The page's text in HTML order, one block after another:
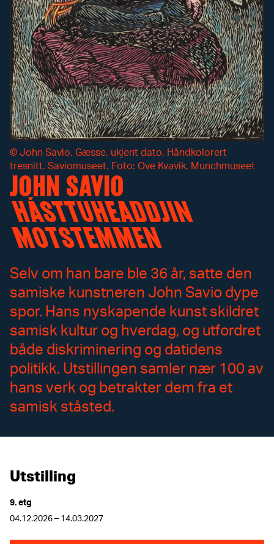
JOHN SAVIO
HÁSTTUHEADDJIN
MOTSTEMMEN
Selv om han bare ble 36 år, satte den
samiske kunstneren John Savio dype
spor. Hans nyskapende kunst skildret
samisk kultur og hverdag, og utfordret
både diskriminering og datidens
politikk. Utstillingen samler nær 100 av
hans verk og betrakter dem fra et
samisk ståsted.
© John Savio, Gæsse, ukjent dato. Håndkolorert
tresnitt. Saviomuseet. Foto: Ove Kvavik, Munchmuseet
Utstilling
9. etg
04.12.2026 – 14.03.2027